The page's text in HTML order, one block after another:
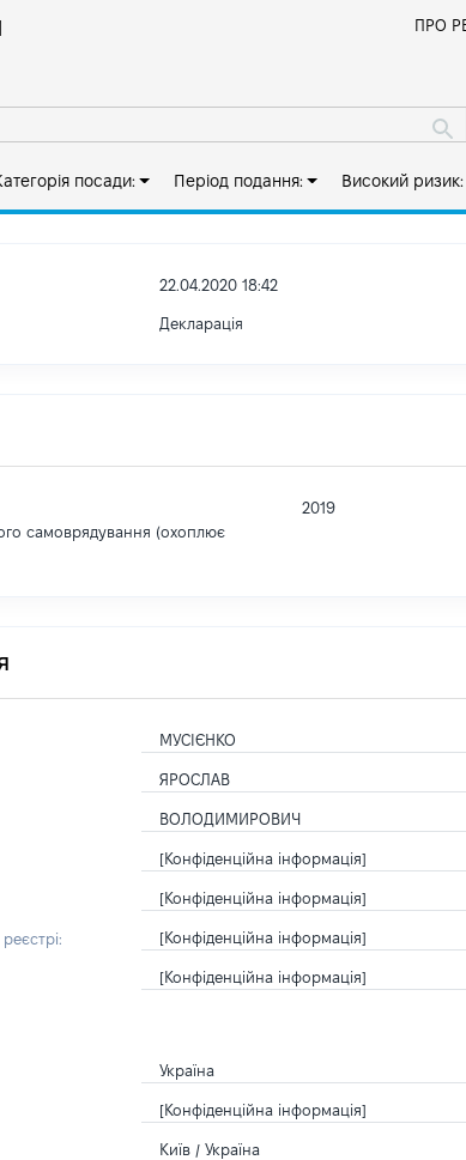
ПРО
посади: Період подання: Високий ризик:
22.04.2020 18:42
Декларація
самоврядування (охоплює
2019
МУСІЄНКО
ЯРОСЛАВ
ВОЛОДИМИРОВИЧ
[Конфіденційна інформація]
[Конфіденційна інформація]
[Конфіденційна інформація]
[Конфіденційна інформація]
Україна
[Конфіденційна інформація]
Київ / Україна